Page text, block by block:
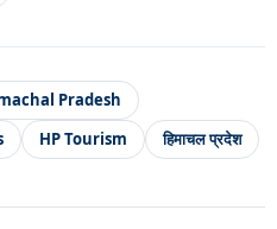
Pradesh
HP Tourism हिमाचल प्रदेश